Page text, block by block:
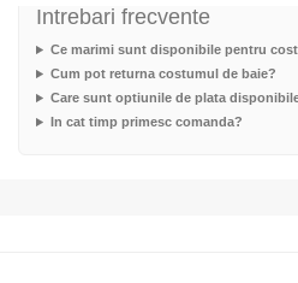
Intrebari frecvente
Ce marimi sunt disponibile pentru
Cum pot returna costumul de baie?
Care sunt optiunile de plata
In cat timp primesc comanda?